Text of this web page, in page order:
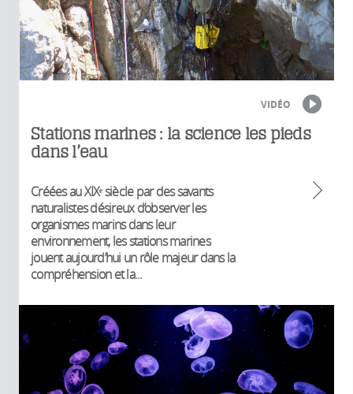
VIDÉO
Stations marines : la science les pieds
dans l’eau
Créées au XIXᵉ siècle par des savants
naturalistes désireux d’observer les
organismes marins dans leur
environnement, les stations marines
jouent aujourd’hui un rôle majeur dans la
compréhension et la...